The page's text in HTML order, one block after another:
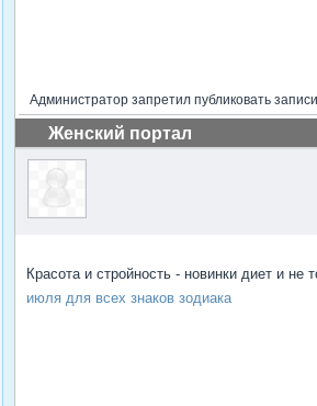
Администратор запретил публиковать
Женский портал
Красота и стройность - новинки диет и не
июля для всех знаков зодиака